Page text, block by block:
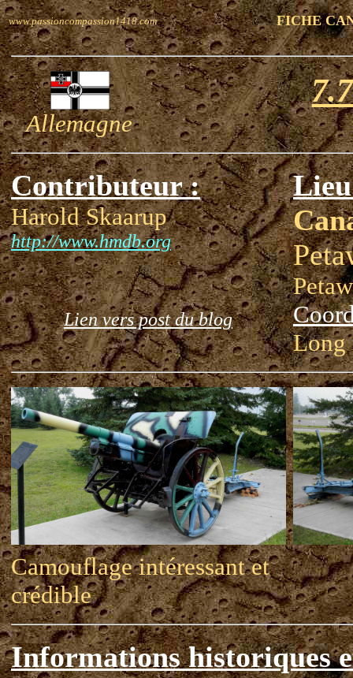
www.passioncompassion1418.com FICHE
Allemagne
Contributeur :
Harold Skaarup
http://www.hmdb.org
Lien vers post du blog
Long
Camouflage intéressant et
crédible
Informations historiques